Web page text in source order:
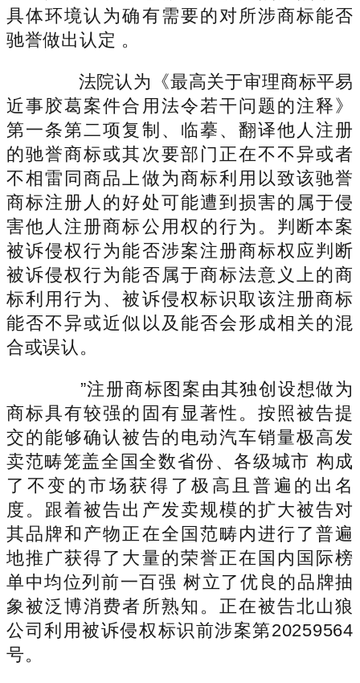
具体环境认为确有需要的对所涉商标能否
驰誉做出认定 。
法院认为《最高关于审理商标平易
近事胶葛案件合用法令若干问题的注释》
第一条第二项复制、临摹、翻译他人注册
的驰誉商标或其次要部门正在不不异或者
不相雷同商品上做为商标利用以致该驰誉
商标注册人的好处可能遭到损害的属于侵
害他人注册商标公用权的行为。判断本案
被诉侵权行为能否涉案注册商标权应判断
被诉侵权行为能否属于商标法意义上的商
标利用行为、被诉侵权标识取该注册商标
能否不异或近似以及能否会形成相关的混
合或误认。
”注册商标图案由其独创设想做为
商标具有较强的固有显著性。按照被告提
交的能够确认被告的电动汽车销量极高发
卖范畴笼盖全国全数省份、各级城市 构成
了不变的市场获得了极高且普遍的出名
度。跟着被告出产发卖规模的扩大被告对
其品牌和产物正在全国范畴内进行了普遍
地推广获得了大量的荣誉正在国内国际榜
单中均位列前一百强 树立了优良的品牌抽
象被泛博消费者所熟知。正在被告北山狼
公司利用被诉侵权标识前涉案第20259564
号。